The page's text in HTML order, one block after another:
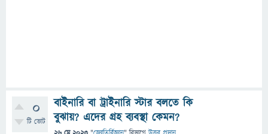
0
টি ভোট
বাইনারি বা ট্রাইনারি স্টার বলতে কি
বুঝায়? এদের গ্রহ ব্যবস্থা কেমন?